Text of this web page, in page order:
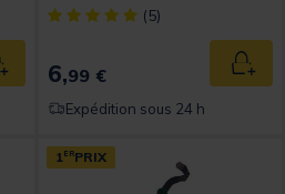
Rating
au panier
[object Object] out of 5
(5)
6,99 €
Expédition sous 24 h
1 ERPRIX